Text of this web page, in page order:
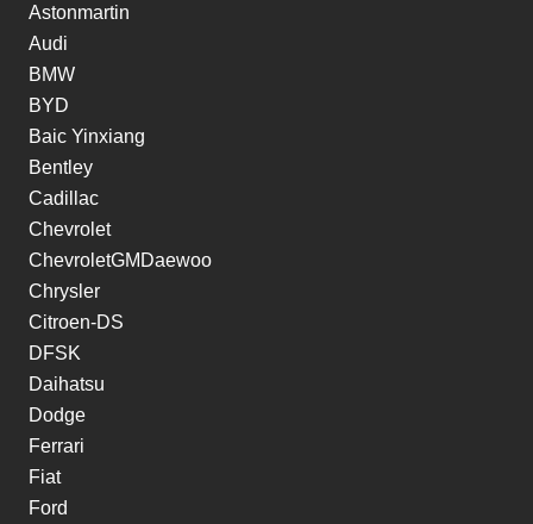
Astonmartin
Audi
BMW
BYD
Baic Yinxiang
Bentley
Cadillac
Chevrolet
ChevroletGMDaewoo
Chrysler
Citroen-DS
DFSK
Daihatsu
Dodge
Ferrari
Fiat
Ford